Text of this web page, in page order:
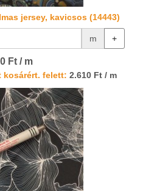
jersey, kavicsos (14443)
m +
Ft / m
kosárért. felett: 2.610 Ft / m